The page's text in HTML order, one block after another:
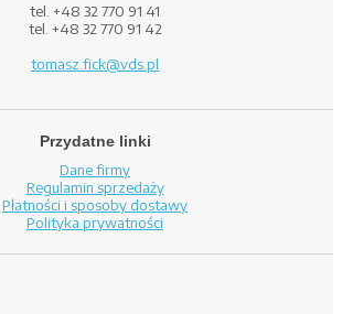
tel. +48 32 770 91 41
tel. +48 32 770 91 42
tomasz.fick@vds.pl
Przydatne linki
Dane firmy
Regulamin sprzedaży
Płatności i sposoby dostawy
Polityka prywatności